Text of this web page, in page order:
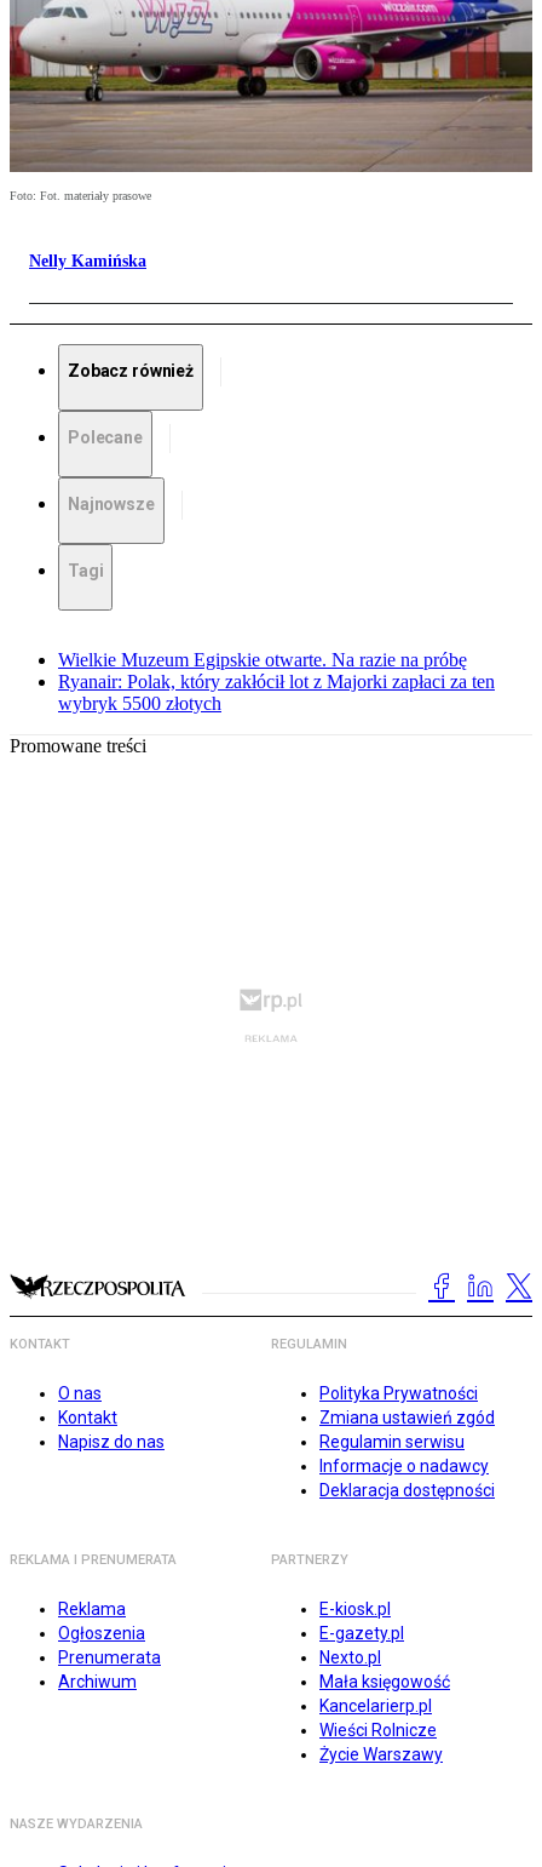
Foto: Fot. materiały prasowe
Nelly Kamińska
Zobacz również
Polecane
Najnowsze
Tagi
Wielkie Muzeum Egipskie otwarte. Na razie na próbę
Ryanair: Polak, który zakłócił lot z Majorki zapłaci za ten
wybryk 5500 złotych
Promowane treści
KONTAKT
O nas
Kontakt
Napisz do nas
REGULAMIN
Polityka Prywatności
Zmiana ustawień zgód
Regulamin serwisu
Informacje o nadawcy
Deklaracja dostępności
REKLAMA I PRENUMERATA
Reklama
Ogłoszenia
Prenumerata
Archiwum
PARTNERZY
E-kiosk.pl
E-gazety.pl
Nexto.pl
Mała księgowość
Kancelarierp.pl
Wieści Rolnicze
Życie Warszawy
NASZE WYDARZENIA